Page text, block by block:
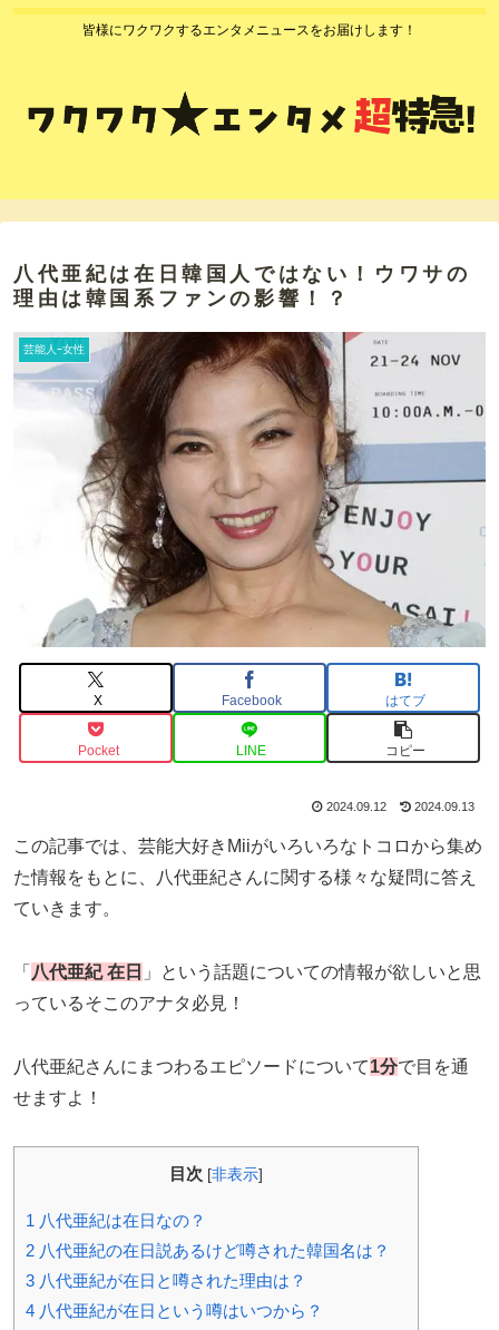
皆様にワクワクするエンタメニュースをお届けします！
八代亜紀は在日韓国人ではない！ウワサの
理由は韓国系ファンの影響！？
芸能人ｰ女性
X Facebook はてブ
Pocket LINE コピー
2024.09.12 2024.09.13
この記事では、芸能大好きMiiがいろいろなトコロから集め
た情報をもとに、八代亜紀さんに関する様々な疑問に答え
ていきます。
「 八代亜紀 在日 」という話題についての情報が欲しいと思
っているそこのアナタ必見！
八代亜紀さんにまつわるエピソードについて1分で目を通
せますよ！
目次 [非表示]
1 八代亜紀は在日なの？
2 八代亜紀の在日説あるけど噂された韓国名は？
3 八代亜紀が在日と噂された理由は？
4 八代亜紀が在日という噂はいつから？